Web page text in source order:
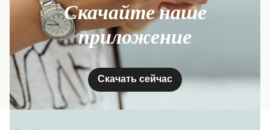
Скачайте наше
приложение
Скачать сейчас